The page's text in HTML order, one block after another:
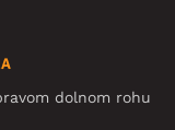
dolnom rohu